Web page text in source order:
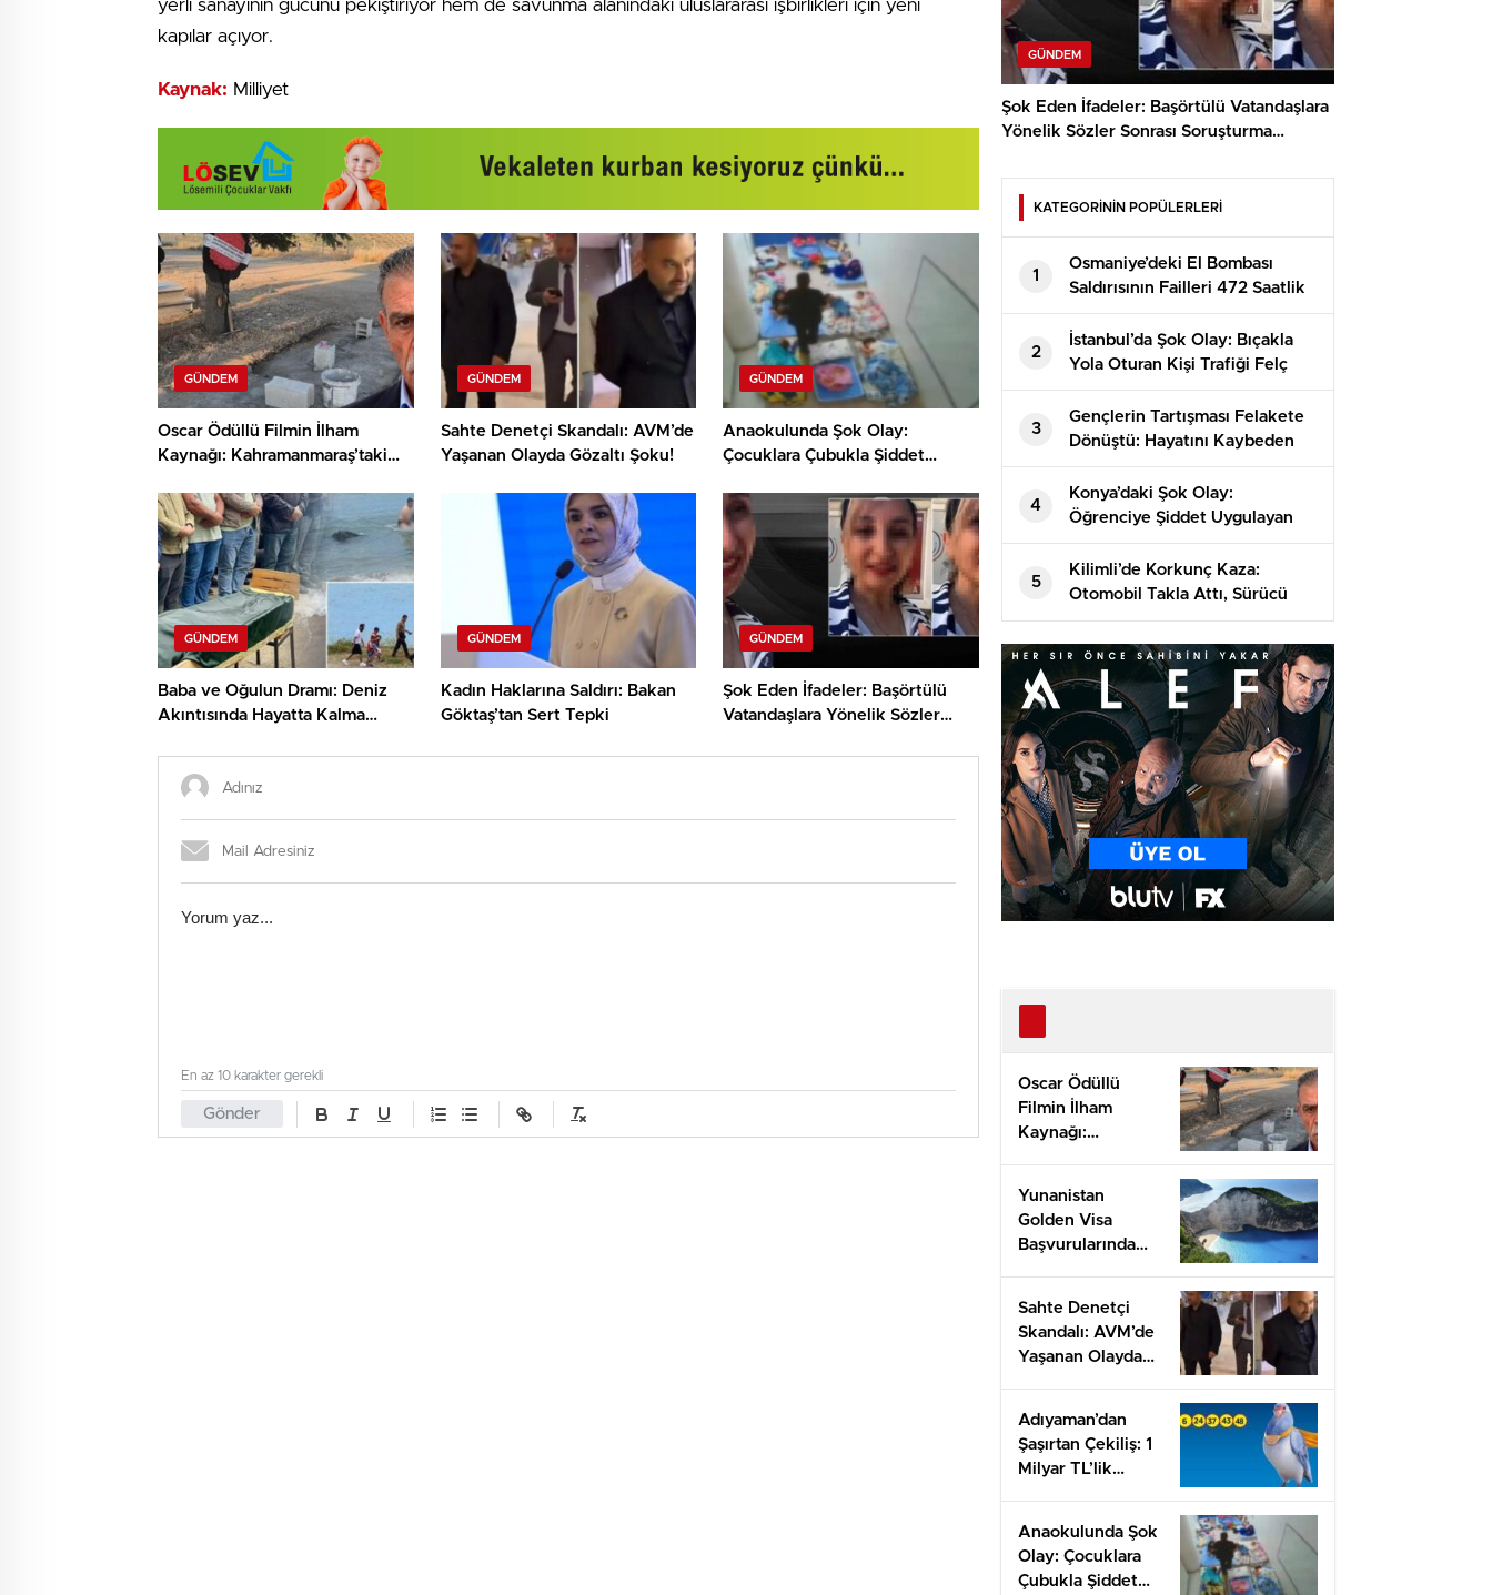
yerli sanayinin gücünü pekiştiriyor hem de savunma alanındaki uluslararası işbirlikleri için yeni
kapılar açıyor.
Kaynak: Milliyet
GÜNDEM
Oscar Ödüllü Filmin İlham
Kaynağı: Kahramanmaraş’taki
GÜNDEM
Sahte Denetçi Skandalı: AVM’de
Yaşanan Olayda Gözaltı Şoku!
GÜNDEM
Anaokulunda Şok Olay:
Çocuklara Çubukla Şiddet
GÜNDEM
Baba ve Oğulun Dramı: Deniz
Akıntısında Hayatta Kalma
GÜNDEM
Kadın Haklarına Saldırı: Bakan
Göktaş’tan Sert Tepki
GÜNDEM
Şok Eden İfadeler: Başörtülü
Vatandaşlara Yönelik Sözler
Gönder
En az 10 karakter gerekli
GÜNDEM
Şok Eden İfadeler: Başörtülü Vatandaşlara
Yönelik Sözler Sonrası Soruşturma
KATEGORİNİN POPÜLERLERİ
1
Osmaniye’deki El Bombası
Saldırısının Failleri 472 Saatlik
Kamera İncelemesiyle
Yakalandı!
2
İstanbul’da Şok Olay: Bıçakla
Yola Oturan Kişi Trafiği Felç
Etti!
3
Gençlerin Tartışması Felakete
Dönüştü: Hayatını Kaybeden
Alperen’in Dramı
4
Konya’daki Şok Olay:
Öğrenciye Şiddet Uygulayan
Görevli Tutuklandı!
5
Kilimli’de Korkunç Kaza:
Otomobil Takla Attı, Sürücü
Ağır Yaralı
Oscar Ödüllü
Filmin İlham
Kaynağı:
Yunanistan
Golden Visa
Başvurularında
Sahte Denetçi
Skandalı: AVM’de
Yaşanan Olayda
Adıyaman’dan
Şaşırtan Çekiliş: 1
Milyar TL’lik
Anaokulunda Şok
Olay: Çocuklara
Çubukla Şiddet